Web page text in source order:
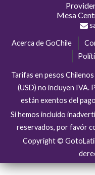
Mesa
Acerca de GoChile
Tarifas en pesos
(USD) no incluyen IVA.
están exentos del
Si hemos incluído
reservados, por favór
Copyright ©